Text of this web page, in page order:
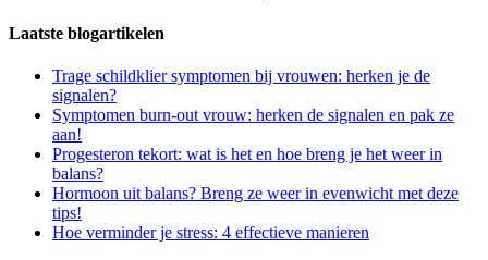
Laatste blogartikelen
Trage schildklier symptomen bij vrouwen: herken je de
signalen?
Symptomen burn-out vrouw: herken de signalen en pak ze
aan!
Progesteron tekort: wat is het en hoe breng je het weer in
balans?
Hormoon uit balans? Breng ze weer in evenwicht met deze
tips!
Hoe verminder je stress: 4 effectieve manieren